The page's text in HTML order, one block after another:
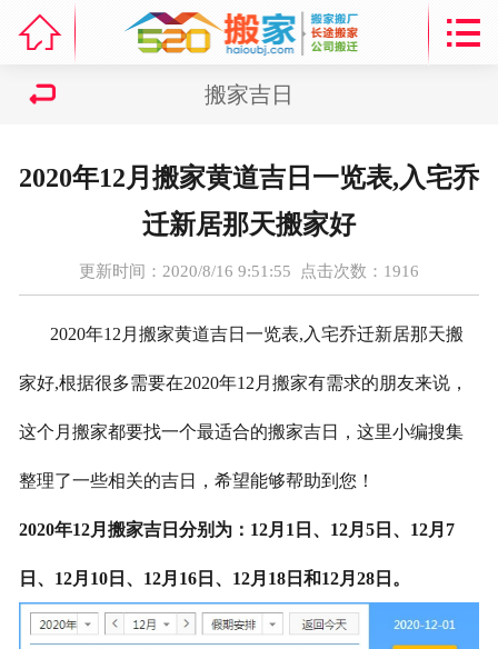

服务项目
走进海鸥
搬家线路
联系我们
 
搬家吉日
2020年12月搬家黄道吉日一览表,入宅乔
迁新居那天搬家好
更新时间：2020/8/16 9:51:55 点击次数： 1916
2020年12月搬家黄道吉日一览表,入宅乔迁新居那天搬
家好,根据很多需要在2020年12月搬家有需求的朋友来说，
这个月搬家都要找一个最适合的搬家吉日，这里小编搜集
整理了一些相关的吉日，希望能够帮助到您！
2020年12月搬家吉日分别为：12月1日、12月5日、12月7
日、12月10日、12月16日、12月18日和12月28日。